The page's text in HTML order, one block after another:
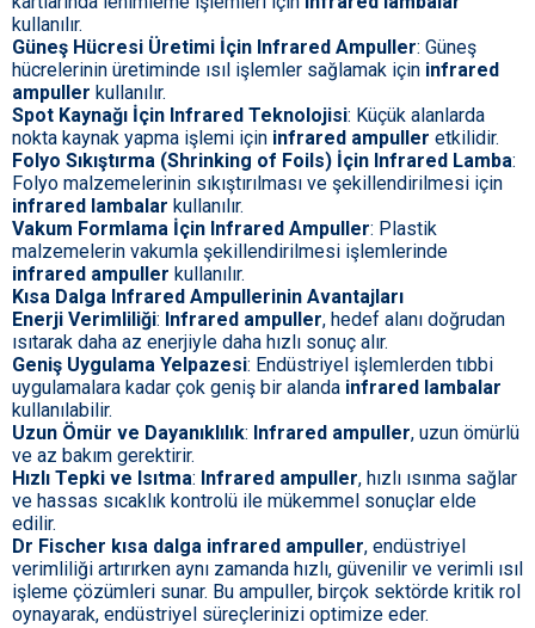
kullanılır.
Güneş Hücresi Üretimi İçin Infrared Ampuller: Güneş
hücrelerinin üretiminde ısıl işlemler sağlamak için infrared
ampuller kullanılır.
Spot Kaynağı İçin Infrared Teknolojisi: Küçük alanlarda
nokta kaynak yapma işlemi için infrared ampuller etkilidir.
Folyo Sıkıştırma (Shrinking of Foils) İçin Infrared Lamba:
Folyo malzemelerinin sıkıştırılması ve şekillendirilmesi için
infrared lambalar kullanılır.
Vakum Formlama İçin Infrared Ampuller: Plastik
malzemelerin vakumla şekillendirilmesi işlemlerinde
infrared ampuller kullanılır.
Kısa Dalga Infrared Ampullerinin Avantajları
Enerji Verimliliği: Infrared ampuller, hedef alanı doğrudan
ısıtarak daha az enerjiyle daha hızlı sonuç alır.
Geniş Uygulama Yelpazesi: Endüstriyel işlemlerden tıbbi
uygulamalara kadar çok geniş bir alanda infrared lambalar
kullanılabilir.
Uzun Ömür ve Dayanıklılık: Infrared ampuller, uzun ömürlü
ve az bakım gerektirir.
Hızlı Tepki ve Isıtma: Infrared ampuller, hızlı ısınma sağlar
ve hassas sıcaklık kontrolü ile mükemmel sonuçlar elde
edilir.
Dr Fischer kısa dalga infrared ampuller, endüstriyel
verimliliği artırırken aynı zamanda hızlı, güvenilir ve verimli ısıl
işleme çözümleri sunar. Bu ampuller, birçok sektörde kritik rol
oynayarak, endüstriyel süreçlerinizi optimize eder.